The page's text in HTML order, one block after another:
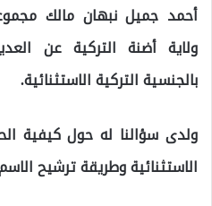
أحمد جميل نبهان مالك
ولاية أضنة التركية عن
بالجنسية التركية الاستثنائية.
ولدى سؤالنا له حول كيفية
الاستثنائية وطريقة ترشيح